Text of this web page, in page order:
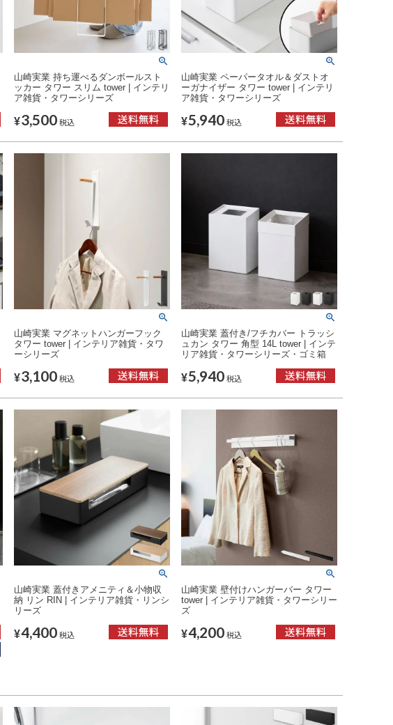
山崎実業 持ち運べるダンボールスト
ッカー タワー スリム tower | インテリ
ア雑貨・タワーシリーズ
¥3,500税込
山崎実業 ペーパータオル＆ダストオ
ーガナイザー タワー tower | インテリ
ア雑貨・タワーシリーズ
¥5,940税込
山崎実業 マグネットハンガーフック
タワー tower | インテリア雑貨・タワ
ーシリーズ
¥3,100税込
山崎実業 蓋付き/フチカバー トラッシ
ュカン タワー 角型 14L tower | インテ
リア雑貨・タワーシリーズ・ゴミ箱
¥5,940税込
山崎実業 蓋付きアメニティ＆小物収
納 リン RIN | インテリア雑貨・リンシ
リーズ
¥4,400税込
山崎実業 壁付けハンガーバー タワー
tower | インテリア雑貨・タワーシリー
ズ
¥4,200税込